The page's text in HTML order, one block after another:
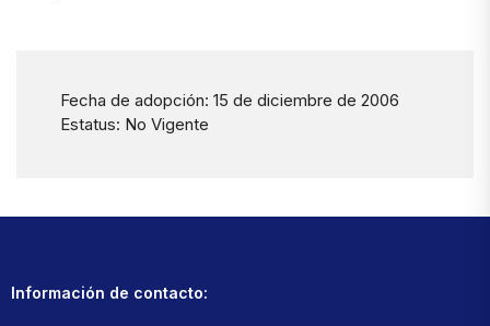
Fecha de adopción: 15 de diciembre de 2006
Estatus: No Vigente
Información de contacto: